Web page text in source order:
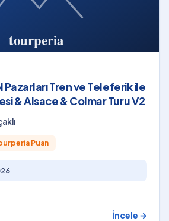
Pazarları Tren ve Teleferik ile
& Alsace & Colmar Turu V2
Puan
İncele →